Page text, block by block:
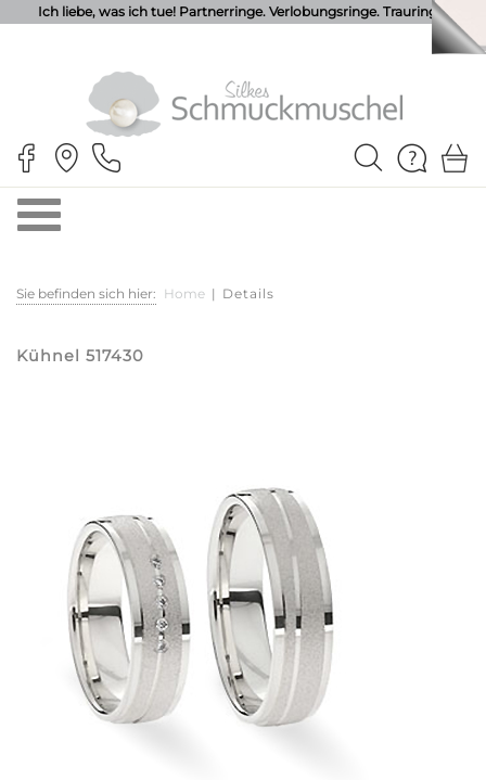
Ich liebe, was ich tue! Partnerringe. Verlobungsringe. Trauringe.
Sie befinden sich hier: Home | Details
Kühnel 517430